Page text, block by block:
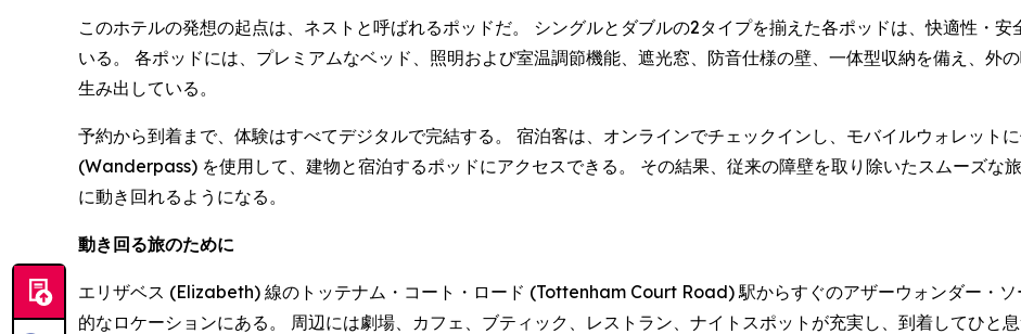
このホテルの発想の起点は、ネストと呼ばれるポッドだ。 シングルとダブルの2タイプを揃えた各ポッドは、快適性・
いる。 各ポッドには、プレミアムなベッド、照明および室温調節機能、遮光窓、防音仕様の壁、一体型収納を備え、外
生み出している。
予約から到着まで、体験はすべてデジタルで完結する。 宿泊客は、オンラインでチェックインし、モバイルウォレット
(Wanderpass) を使用して、建物と宿泊するポッドにアクセスできる。 その結果、従来の障壁を取り除いたスムーズな
に動き回れるようになる。
動き回る旅のために
エリザベス (Elizabeth) 線のトッテナム・コート・ロード (Tottenham Court Road) 駅からすぐのアザーウォンダー・
的なロケーションにある。 周辺には劇場、カフェ、ブティック、レストラン、ナイトスポットが充実し、到着してひと